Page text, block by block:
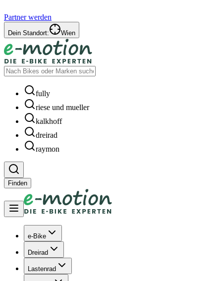
Partner werden
Dein Standort: Wien
fully
riese und mueller
kalkhoff
dreirad
raymon
Finden
e-Bike
Dreirad
Lastenrad